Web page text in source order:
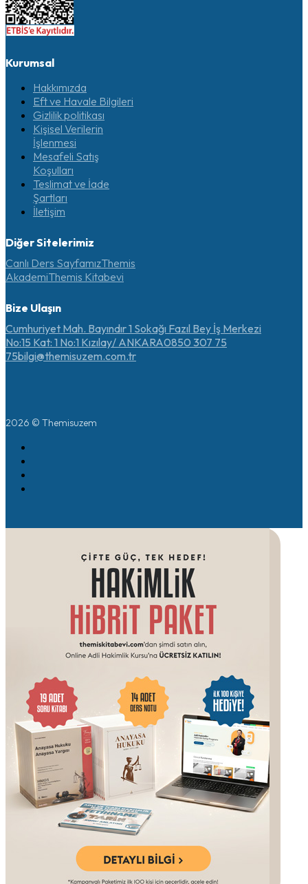
Kurumsal
Hakkımızda
Eft ve Havale Bilgileri
Gizlilik politikası
Kişisel Verilerin
İşlenmesi
Mesafeli Satış
Koşulları
Teslimat ve İade
Şartları
İletişim
Diğer Sitelerimiz
Canlı Ders SayfamızThemis
AkademiThemis Kitabevi
Bize Ulaşın
Cumhuriyet Mah. Bayındır 1 Sokağı Fazıl Bey İş Merkezi
No:15 Kat: 1 No:1 Kızılay/ ANKARA0850 307 75
75bilgi@themisuzem.com.tr
2026 © Themisuzem